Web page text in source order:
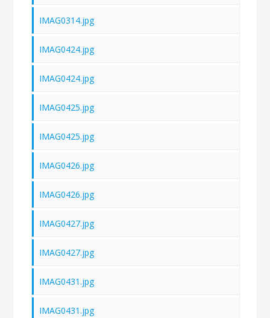
IMAG0314.jpg
IMAG0424.jpg
IMAG0424.jpg
IMAG0425.jpg
IMAG0425.jpg
IMAG0426.jpg
IMAG0426.jpg
IMAG0427.jpg
IMAG0427.jpg
IMAG0431.jpg
IMAG0431.jpg